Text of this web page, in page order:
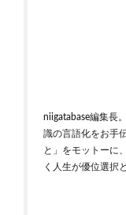
niigatabase編集長
識の言語化をお手
と」をモットーに
く人生が優位選択